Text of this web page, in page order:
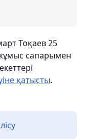
Тоқаев 25
сапарымен
қатысты.